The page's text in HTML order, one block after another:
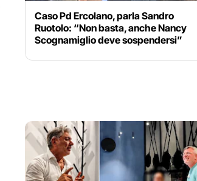
Caso Pd Ercolano, parla Sandro
Ruotolo: “Non basta, anche Nancy
Scognamiglio deve sospendersi”